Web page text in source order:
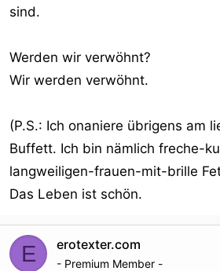
sind.
Werden wir verwöhnt?
Wir werden verwöhnt.
(P.S.: Ich onaniere übrigens am
Buffett. Ich bin nämlich freche-
langweiligen-frauen-mit-brille
Das Leben ist schön.
E erotexter.com
- Premium Member -